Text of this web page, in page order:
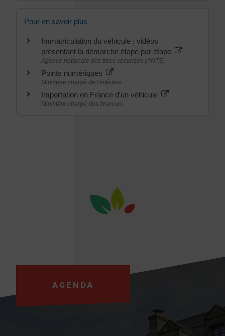
Pour en savoir plus
Immatriculation du véhicule : vidéos
présentant la démarche étape par étape
Agence nationale des titres sécurisés (ANTS)
Points numériques
Ministère chargé de l'intérieur
Importation en France d'un véhicule
Ministère chargé des finances
AGENDA